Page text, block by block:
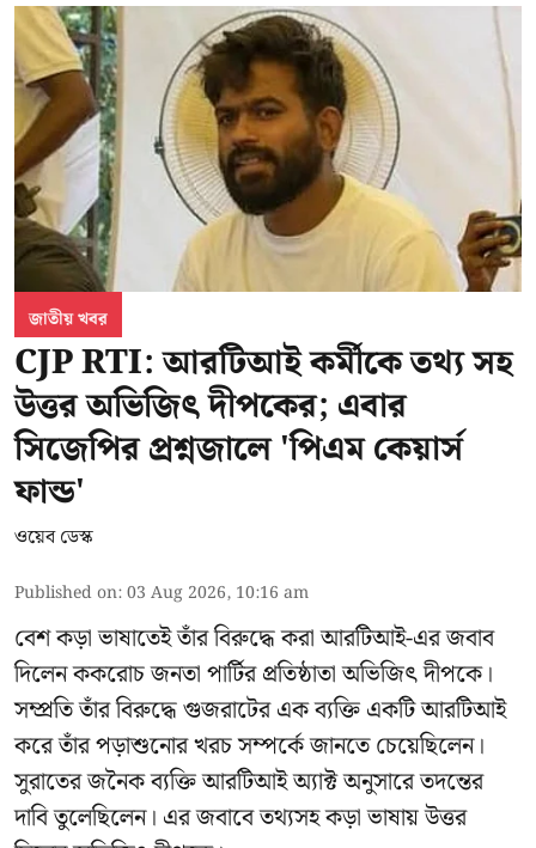
জাতীয় খবর
CJP RTI: আরটিআই কর্মীকে তথ্য সহ
উত্তর অভিজিৎ দীপকের; এবার
সিজেপির প্রশ্নজালে 'পিএম কেয়ার্স
ফান্ড'
ওয়েব ডেস্ক
Published on:03 Aug 2026, 10:16 am
বেশ কড়া ভাষাতেই তাঁর বিরুদ্ধে করা আরটিআই-এর জবাব
দিলেন ককরোচ জনতা পার্টির প্রতিষ্ঠাতাঅভিজিৎ দীপকে।
সম্প্রতি তাঁর বিরুদ্ধে গুজরাটের এক ব্যক্তি একটি আরটিআই
করে তাঁর পড়াশুনোর খরচ সম্পর্কে জানতে চেয়েছিলেন।
সুরাতের জনৈক ব্যক্তি আরটিআই অ্যাক্ট অনুসারে তদন্তের
দাবি তুলেছিলেন। এর জবাবে তথ্যসহ কড়া ভাষায় উত্তর